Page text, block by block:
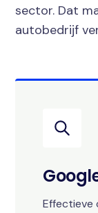
sector. Dat
autobedrijf
Effectieve